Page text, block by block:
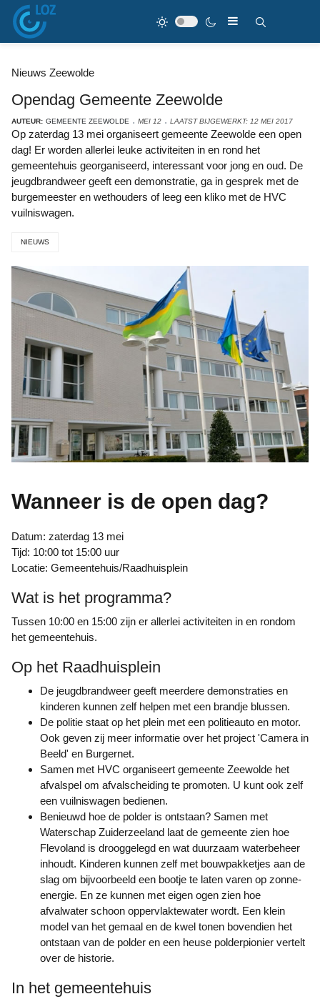
Nieuws Zeewolde
Opendag Gemeente Zeewolde
AUTEUR: GEMEENTE ZEEWOLDE MEI 12 LAATST BIJGEWERKT: 12 MEI 2017
Op zaterdag 13 mei organiseert gemeente Zeewolde een open
dag! Er worden allerlei leuke activiteiten in en rond het
gemeentehuis georganiseerd, interessant voor jong en oud. De
jeugdbrandweer geeft een demonstratie, ga in gesprek met de
burgemeester en wethouders of leeg een kliko met de HVC
vuilniswagen.
NIEUWS
Wanneer is de open dag?
Datum: zaterdag 13 mei
Tijd: 10:00 tot 15:00 uur
Locatie: Gemeentehuis/Raadhuisplein
Wat is het programma?
Tussen 10:00 en 15:00 zijn er allerlei activiteiten in en rondom
het gemeentehuis.
Op het Raadhuisplein
De jeugdbrandweer geeft meerdere demonstraties en
kinderen kunnen zelf helpen met een brandje blussen.
De politie staat op het plein met een politieauto en motor.
Ook geven zij meer informatie over het project 'Camera in
Beeld' en Burgernet.
Samen met HVC organiseert gemeente Zeewolde het
afvalspel om afvalscheiding te promoten. U kunt ook zelf
een vuilniswagen bedienen.
Benieuwd hoe de polder is ontstaan? Samen met
Waterschap Zuiderzeeland laat de gemeente zien hoe
Flevoland is drooggelegd en wat duurzaam waterbeheer
inhoudt. Kinderen kunnen zelf met bouwpakketjes aan de
slag om bijvoorbeeld een bootje te laten varen op zonne-
energie. En ze kunnen met eigen ogen zien hoe
afvalwater schoon oppervlaktewater wordt. Een klein
model van het gemaal en de kwel tonen bovendien het
ontstaan van de polder en een heuse polderpionier vertelt
over de historie.
In het gemeentehuis